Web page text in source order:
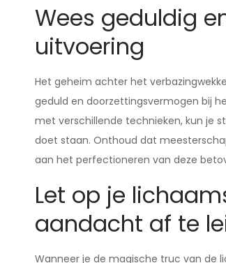
Wees geduldig
uitvoering
Het geheim achter het
geduld en doorzettingsvermogen bij
met verschillende technieken, kun je
doet staan. Onthoud dat
aan het perfectioneren van deze
Let op je
aandacht af te
Wanneer je de magische truc van de